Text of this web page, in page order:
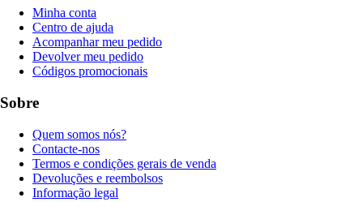
Minha conta
Centro de ajuda
Acompanhar meu pedido
Devolver meu pedido
Códigos promocionais
Sobre
Quem somos nós?
Contacte-nos
Termos e condições gerais de venda
Devoluções e reembolsos
Informação legal